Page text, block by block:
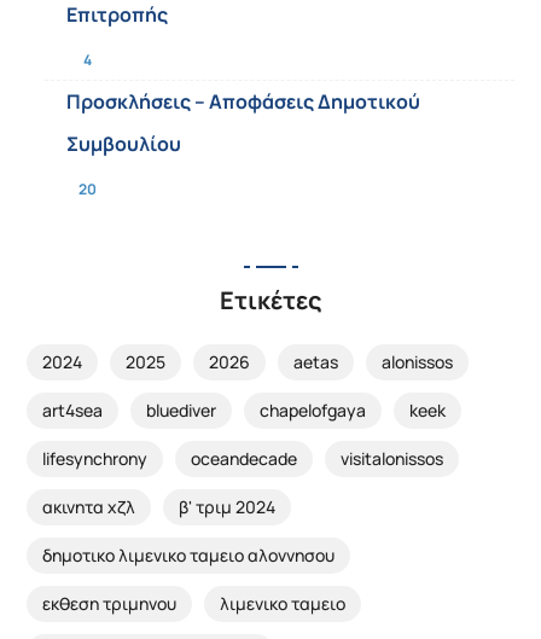
Επιτροπής
4
Προσκλήσεις – Αποφάσεις Δημοτικού
Συμβουλίου
20
Ετικέτες
2024 2025 2026 aetas alonissos
art4sea bluediver chapelofgaya keek
lifesynchrony oceandecade visitalonissos
ακινητα χζλ β' τριμ 2024
δημοτικο λιμενικο ταμειο αλοννησου
εκθεση τριμηνου λιμενικο ταμειο